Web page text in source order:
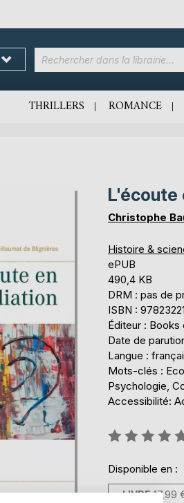
THRILLERS ROMANCE
L'écoute
Christophe
Histoire &
ePUB
490,4 KB
DRM : pas de
ISBN :
Éditeur : Books
Date de
Langue :
Mots-clés :
Psychologie,
Accessibilité:
Évaluation:
Disponible en :
LIVRE 17,99